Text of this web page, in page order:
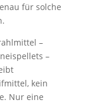
für solche
–
–
kein
Nur eine